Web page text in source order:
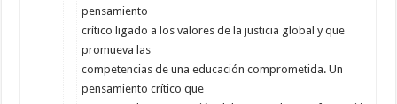
pensamiento
crítico ligado a los valores de la justicia global y que
promueva las
competencias de una educación comprometida. Un
pensamiento crítico que